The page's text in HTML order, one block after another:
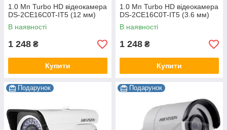
1.0 Мп Turbo HD відеокамера
DS-2CE16C0T-IT5 (12 мм)
В наявності
1 248 ₴
Купити
1.0 Мп Turbo HD відеокамера
DS-2CE16C0T-IT5 (3.6 мм)
В наявності
1 248 ₴
Купити
Подарунок Подарунок